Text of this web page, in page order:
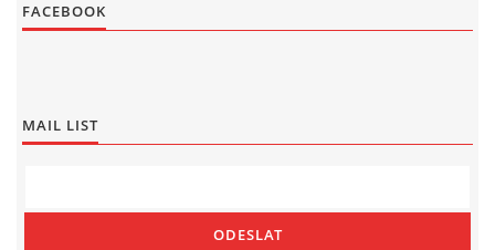
FACEBOOK
MAIL LIST